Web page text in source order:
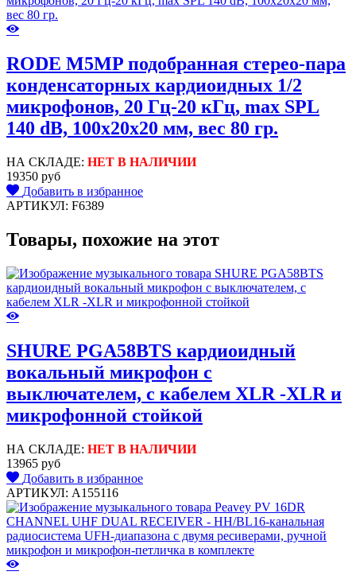
RODE M5MP подобранная стерео-пара
конденсаторных кардиоидных 1/2
микрофонов, 20 Гц-20 кГц, max SPL
140 dB, 100х20х20 мм, вес 80 гр.
НА СКЛАДЕ: НЕТ В НАЛИЧИИ
19350 руб
Добавить в избранное
АРТИКУЛ: F6389
Товары, похожие на этот
SHURE PGA58BTS кардиоидный
вокальный микрофон c
выключателем, с кабелем XLR -XLR и
микрофонной стойкой
НА СКЛАДЕ: НЕТ В НАЛИЧИИ
13965 руб
Добавить в избранное
АРТИКУЛ: A155116